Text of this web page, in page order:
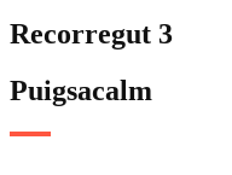
Recorregut 3
Puigsacalm